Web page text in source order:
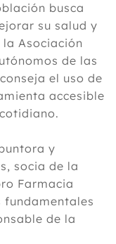
busca
su salud y
Asociación
de las
el uso de
accesible
y
socia de la
Farmacia
de la